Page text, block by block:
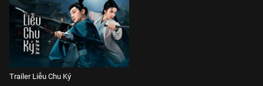
Trailer Liễu Chu Ký